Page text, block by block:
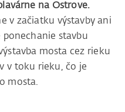
na Ostrove.
v začiatku výstavby ani
stavbu
mosta cez rieku
v toku rieku, čo je
mosta.